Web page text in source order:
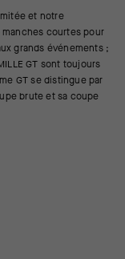
et notre
manches courtes pour
grands événements ;
GT sont toujours
GT se distingue par
brute et sa coupe